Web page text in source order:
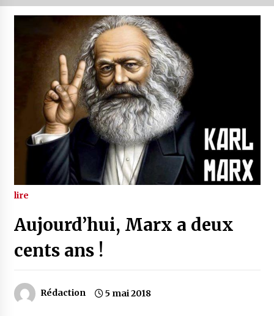
lire
Aujourd’hui, Marx a deux
cents ans !
Rédaction 5 mai 2018